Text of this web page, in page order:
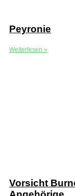
Peyronie
Weiterlesen »
Vorsicht